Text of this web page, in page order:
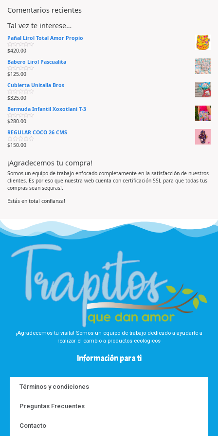
Comentarios recientes
Tal vez te interese…
Pañal Lirol Total Amor Propio
V
l
o
r
a
o
e
n
0
e
5
$420.00
Babero Lirol Pascualita
V
l
o
r
a
o
e
n
0
e
5
$125.00
Cubierta Unitalla Bros
V
l
o
r
a
o
e
n
0
5
$325.00
Bermuda Infantil Xoxotlani T-3
V
l
o
r
a
e
n
0
d
e
5
$280.00
REGULAR COCO 26 CMS
V
o
r
a
d
o
n
d
e
$150.00
¡Agradecemos tu compra!
Somos un equipo de trabajo enfocado completamente en la satisfacción de nuestros
clientes. Es por eso que nuestra web cuenta con certificación SSL para que todas tus
compras sean seguras!.
Estás en total confianza!
¡Agradecemos tu visita! Somos un equipo de trabajo dedicado a ayudarte a
realizar el cambio a productos ecológicos
Información para ti
Términos y condiciones
Preguntas Frecuentes
Contacto